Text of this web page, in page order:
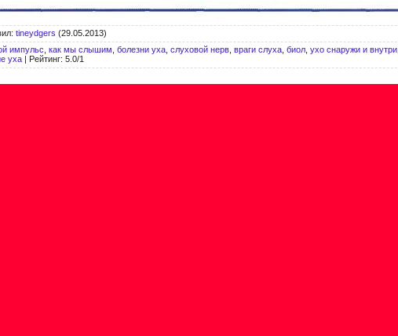
: tineydgers (29.05.2013)
импульс как мы слышим болезни уха слуховой нерв враги слуха биол ухо снаружи и внутри
уха | Рейтинг: 5.0/1